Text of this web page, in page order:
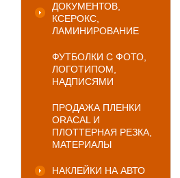
ДОКУМЕНТОВ,
КСЕРОКС,
ЛАМИНИРОВАНИЕ
ФУТБОЛКИ С ФОТО,
ЛОГОТИПОМ,
НАДПИСЯМИ
ПРОДАЖА ПЛЕНКИ
ORACAL И
ПЛОТТЕРНАЯ РЕЗКА,
МАТЕРИАЛЫ
НАКЛЕЙКИ НА АВТО